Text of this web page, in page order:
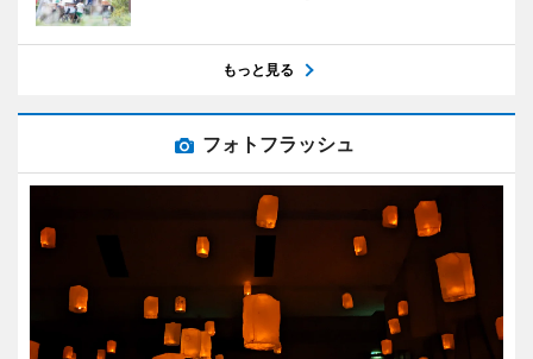
もっと見る
フォトフラッシュ